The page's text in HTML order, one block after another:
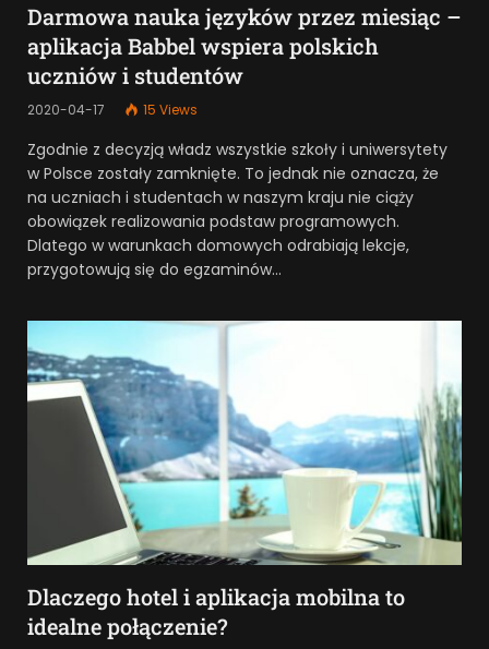
Darmowa nauka języków przez miesiąc –
aplikacja Babbel wspiera polskich
uczniów i studentów
2020-04-17 15 Views
Zgodnie z decyzją władz wszystkie szkoły i uniwersytety
w Polsce zostały zamknięte. To jednak nie oznacza, że
na uczniach i studentach w naszym kraju nie ciąży
obowiązek realizowania podstaw programowych.
Dlatego w warunkach domowych odrabiają lekcje,
przygotowują się do egzaminów…
Dlaczego hotel i aplikacja mobilna to
idealne połączenie?